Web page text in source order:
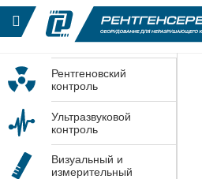
Рентгеновский
контроль
Ультразвуковой
контроль
Визуальный и
измерительный